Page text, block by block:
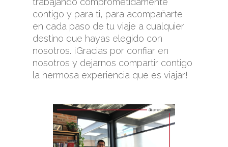
contigo y para ti, para acompañarte
en cada paso de tu viaje a cualquier
destino que hayas elegido con
nosotros. ¡Gracias por confiar en
nosotros y dejarnos compartir contigo
la hermosa experiencia que es viajar!